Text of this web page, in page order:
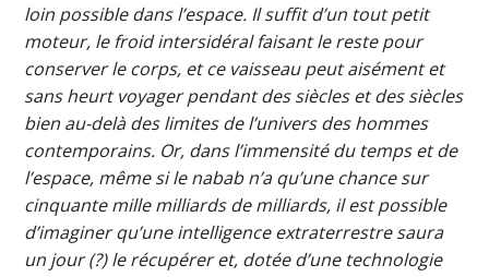
loin possible dans l’espace. Il suffit d’un tout petit
moteur, le froid intersidéral faisant le reste pour
conserver le corps, et ce vaisseau peut aisément et
sans heurt voyager pendant des siècles et des siècles
bien au-delà des limites de l’univers des hommes
contemporains. Or, dans l’immensité du temps et de
l’espace, même si le nabab n’a qu’une chance sur
cinquante mille milliards de milliards, il est possible
d’imaginer qu’une intelligence extraterrestre saura
un jour (?) le récupérer et, dotée d’une technologie